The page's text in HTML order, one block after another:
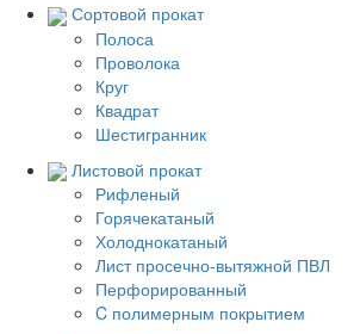
Сортовой прокат
Полоса
Проволока
Круг
Квадрат
Шестигранник
Листовой прокат
Рифленый
Горячекатаный
Холоднокатаный
Лист просечно-вытяжной ПВЛ
Перфорированный
C полимерным покрытием